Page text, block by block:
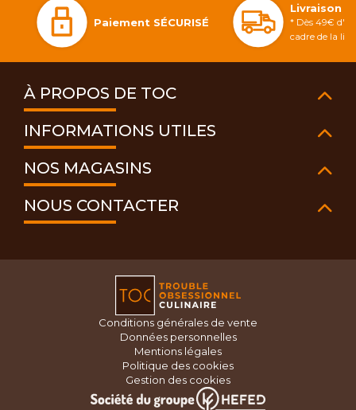
Paiement SÉCURISÉ
Livraison
* Dès 49€
cadre de la
À PROPOS DE TOC
INFORMATIONS UTILES
NOS MAGASINS
NOUS CONTACTER
Conditions générales de vente
Données personnelles
Mentions légales
Politique des cookies
Gestion des cookies